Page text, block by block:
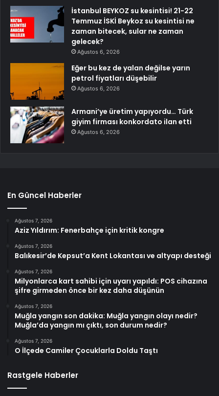
İstanbul BEYKOZ su kesintisi! 21-22
Temmuz İSKİ Beykoz su kesintisi ne
zaman bitecek, sular ne zaman
gelecek?
Ağustos 6, 2026
Eğer bu kez de yalan değilse yarın
petrol fiyatları düşebilir
Ağustos 6, 2026
Armani’ye üretim yapıyordu… Türk
giyim firması konkordato ilan etti
Ağustos 6, 2026
En Güncel Haberler
Ağustos 7, 2026
Aziz Yıldırım: Fenerbahçe için kritik kongre
Ağustos 7, 2026
Balıkesir’de Kepsut’a Kent Lokantası ve altyapı desteği
Ağustos 7, 2026
Milyonlarca kart sahibi için uyarı yapıldı: POS cihazına
şifre girmeden önce bir kez daha düşünün
Ağustos 7, 2026
Muğla yangın son dakika: Muğla yangın olayı nedir?
Muğla’da yangın mı çıktı, son durum nedir?
Ağustos 7, 2026
O İlçede Camiler Çocuklarla Doldu Taştı
Rastgele Haberler